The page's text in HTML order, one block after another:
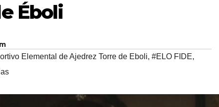
Éboli
Elemental de Ajedrez Torre de Eboli, #ELO FIDE,